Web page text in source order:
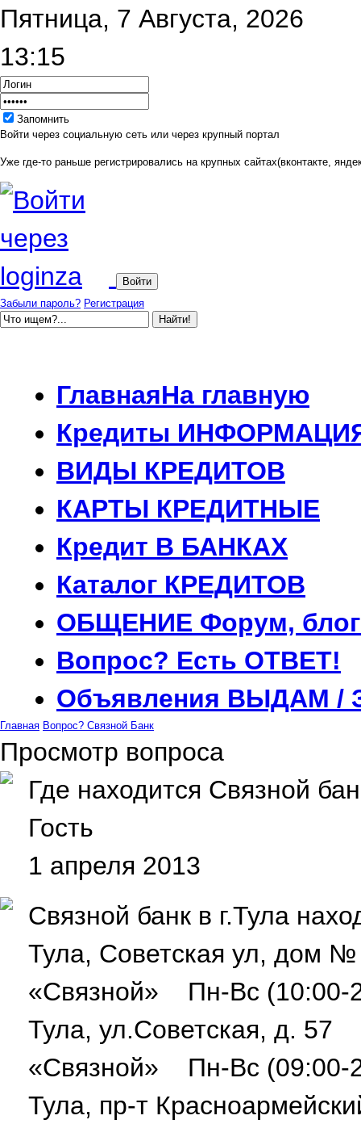
Пятница, 7 Августа, 2026
13:15
Запомнить
Войти через социальную сеть или через крупный портал
Уже где-то раньше регистрировались на крупных сайтах(вконтакте,
Забыли пароль? Регистрация
ГлавнаяНа главную
Кредиты
ВИДЫ КРЕДИТОВ
КАРТЫ КРЕДИТНЫЕ
Кредит В БАНКАХ
Каталог КРЕДИТОВ
ОБЩЕНИЕ Форум,
Вопрос? Есть ОТВЕТ!
Объявления ВЫДАМ /
Главная Вопрос? Связной Банк
Просмотр вопроса
Где находится Связной
Гость
1 апреля 2013
Связной банк в г.Тула
Тула, Советская ул, дом
«Связной» Пн-Вс (10:00-
Тула, ул.Советская, д. 57
«Связной» Пн-Вс (09:00-
Тула, пр-т